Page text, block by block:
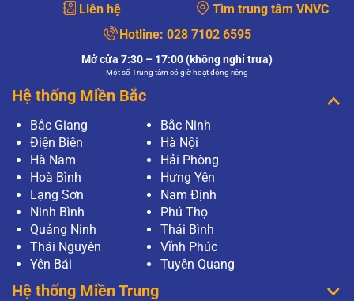
Liên hệ
Tìm trung tâm VNVC
Hotline: 028 7102 6595
Mở cửa 7:30 – 17:00 (không nghỉ trưa)
Một số Trung tâm có giờ hoạt động riêng
Hệ thống Miền Bắc
Bắc Giang
Bắc Ninh
Điện Biên
Hà Nội
Hà Nam
Hải Phòng
Hoà Bình
Hưng Yên
Lạng Sơn
Nam Định
Ninh Bình
Phú Thọ
Quảng Ninh
Thái Bình
Thái Nguyên
Vĩnh Phúc
Yên Bái
Tuyên Quang
Hệ thống Miền Trung